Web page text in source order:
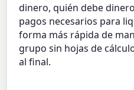
dinero, quién debe
pagos necesarios para
forma más rápida de
grupo sin hojas de
al final.